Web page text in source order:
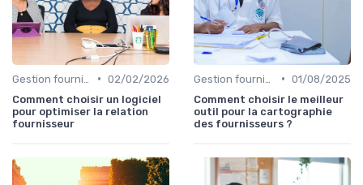
• 02/02/2026
Comment choisir un logiciel
pour optimiser la relation
fournisseur
• 01/08/2025
Comment choisir le meilleur
outil pour la cartographie
des fournisseurs ?